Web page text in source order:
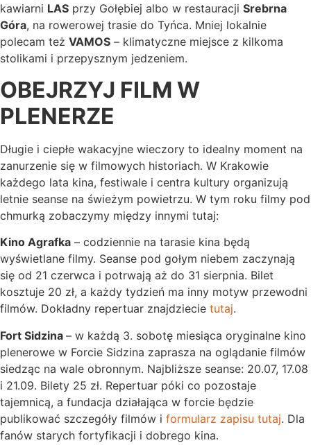
kawiarni LAS przy Gołębiej albo w restauracji Srebrna
Góra, na rowerowej trasie do Tyńca. Mniej lokalnie
polecam też VAMOS – klimatyczne miejsce z kilkoma
stolikami i przepysznym jedzeniem.
OBEJRZYJ FILM W
PLENERZE
Długie i ciepłe wakacyjne wieczory to idealny moment na
zanurzenie się w filmowych historiach. W Krakowie
każdego lata kina, festiwale i centra kultury organizują
letnie seanse na świeżym powietrzu. W tym roku filmy pod
chmurką zobaczymy między innymi tutaj:
Kino Agrafka – codziennie na tarasie kina będą
wyświetlane filmy. Seanse pod gołym niebem zaczynają
się od 21 czerwca i potrwają aż do 31 sierpnia. Bilet
kosztuje 20 zł, a każdy tydzień ma inny motyw przewodni
filmów. Dokładny repertuar znajdziecie tutaj.
Fort Sidzina – w każdą 3. sobotę miesiąca oryginalne kino
plenerowe w Forcie Sidzina zaprasza na oglądanie filmów
siedząc na wale obronnym. Najbliższe seanse: 20.07, 17.08
i 21.09. Bilety 25 zł. Repertuar póki co pozostaje
tajemnicą, a fundacja działająca w forcie będzie
publikować szczegóły filmów i formularz zapisu tutaj. Dla
fanów starych fortyfikacji i dobrego kina.